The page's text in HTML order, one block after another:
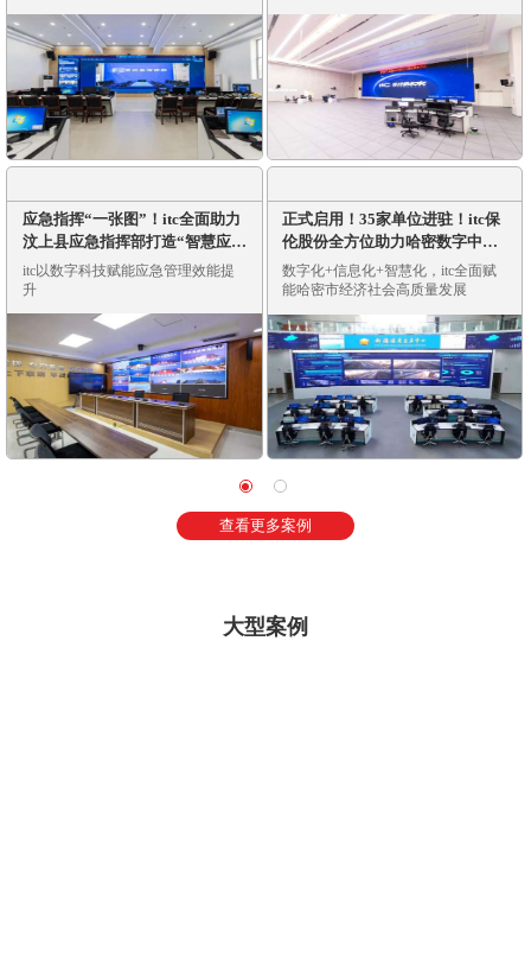
应急指挥“一张图”！itc全面助力
汶上县应急指挥部打造“智慧应
急”中枢大脑
itc以数字科技赋能应急管理效能提
升
正式启用！35家单位进驻！itc保
伦股份全方位助力哈密数字中心
打造“一站式”政务服务新标杆
数字化+信息化+智慧化，itc全面赋
能哈密市经济社会高质量发展
查看更多案例
大型案例